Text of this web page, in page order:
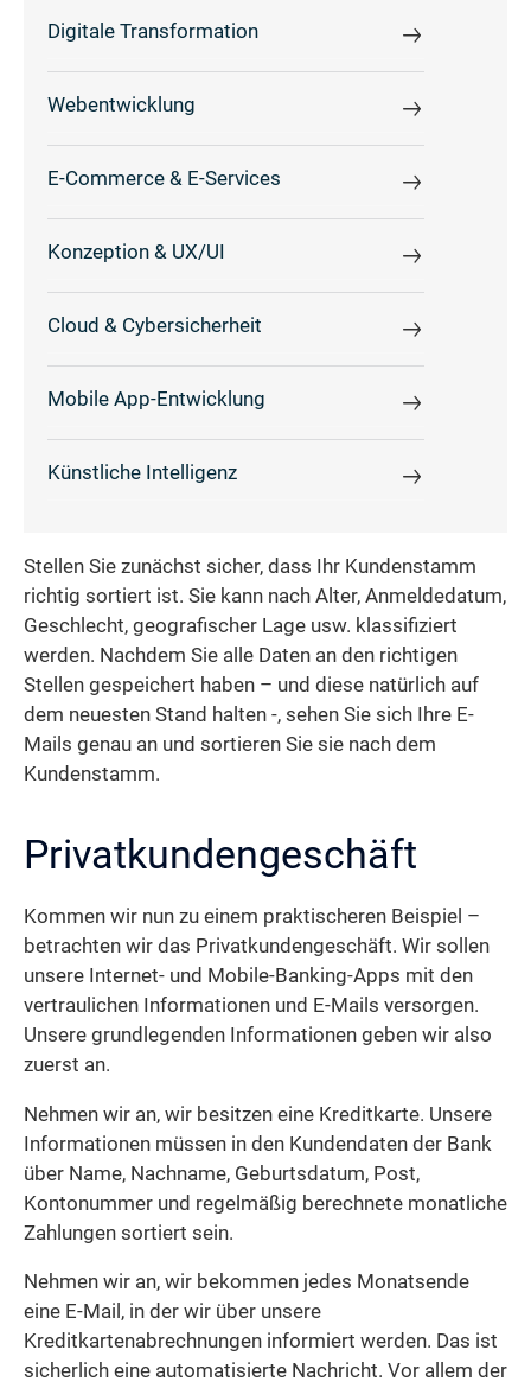
Digitale Transformation
Webentwicklung
E-Commerce & E-Services
Konzeption & UX/UI
Cloud & Cybersicherheit
Mobile App-Entwicklung
Künstliche Intelligenz
Stellen Sie zunächst sicher, dass Ihr Kundenstamm
richtig sortiert ist. Sie kann nach Alter, Anmeldedatum,
Geschlecht, geografischer Lage usw. klassifiziert
werden. Nachdem Sie alle Daten an den richtigen
Stellen gespeichert haben – und diese natürlich auf
dem neuesten Stand halten -, sehen Sie sich Ihre E-
Mails genau an und sortieren Sie sie nach dem
Kundenstamm.
Privatkundengeschäft
Kommen wir nun zu einem praktischeren Beispiel –
betrachten wir das Privatkundengeschäft. Wir sollen
unsere Internet- und Mobile-Banking-Apps mit den
vertraulichen Informationen und E-Mails versorgen.
Unsere grundlegenden Informationen geben wir also
zuerst an.
Nehmen wir an, wir besitzen eine Kreditkarte. Unsere
Informationen müssen in den Kundendaten der Bank
über Name, Nachname, Geburtsdatum, Post,
Kontonummer und regelmäßig berechnete monatliche
Zahlungen sortiert sein.
Nehmen wir an, wir bekommen jedes Monatsende
eine E-Mail, in der wir über unsere
Kreditkartenabrechnungen informiert werden. Das ist
sicherlich eine automatisierte Nachricht. Vor allem der